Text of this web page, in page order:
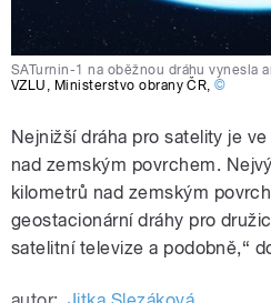
SATurnin-1 na oběžnou dráhu vynesla
VZLU , Ministerstvo obrany ČR,©
Nejnižší dráha pro satelity je
nad zemským povrchem.
kilometrů nad zemským
geostacionární dráhy pro
satelitní televize a podobně,“